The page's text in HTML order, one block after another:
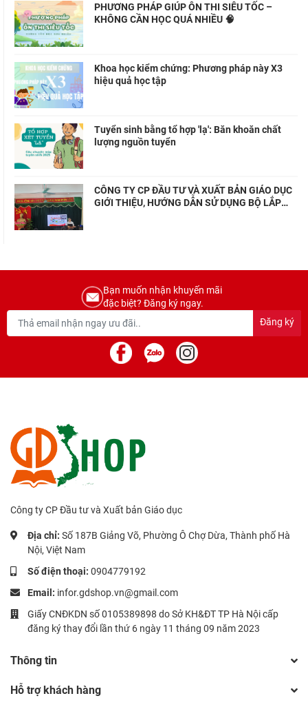
PHƯƠNG PHÁP GIÚP ÔN THI SIÊU TỐC –
KHÔNG CẦN HỌC QUÁ NHIỀU 🧠
Khoa học kiểm chứng: Phương pháp này X3
hiệu quả học tập
Tuyển sinh bằng tổ hợp 'lạ': Băn khoăn chất
lượng nguồn tuyển
CÔNG TY CP ĐẦU TƯ VÀ XUẤT BẢN GIÁO DỤC
GIỚI THIỆU, HƯỚNG DẪN SỬ DỤNG BỘ LẮP
Bạn muốn nhận khuyến mãi
đặc biệt? Đăng ký ngay.
Đăng ký
Công ty CP Đầu tư và Xuất bản Giáo dục
Địa chỉ: Số 187B Giảng Võ, Phường Ô Chợ Dừa, Thành phố Hà
Nội, Việt Nam
Số điện thoại: 0904779192
Email: infor.gdshop.vn@gmail.com
Giấy CNĐKDN số 0105389898 do Sở KH&ĐT TP Hà Nội cấp
đăng ký thay đổi lần thứ 6 ngày 11 tháng 09 năm 2023
Thông tin
Hỗ trợ khách hàng